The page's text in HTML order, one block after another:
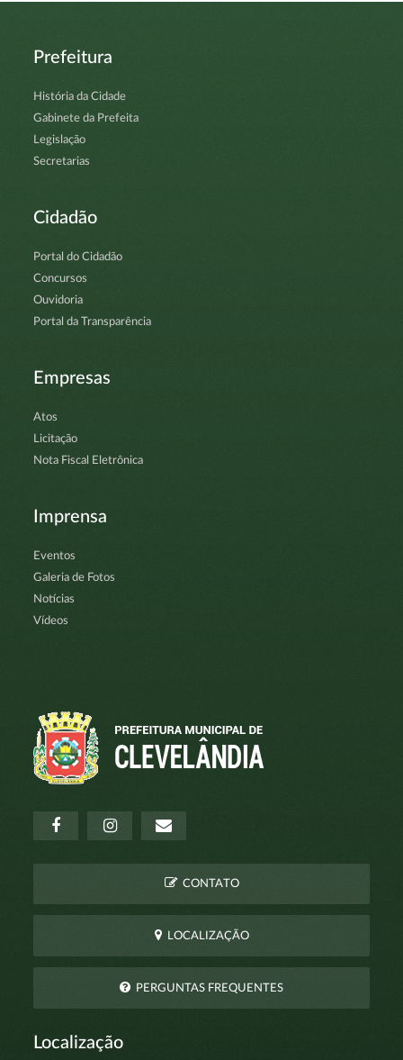
Prefeitura
História da Cidade
Gabinete da Prefeita
Legislação
Secretarias
Cidadão
Portal do Cidadão
Concursos
Ouvidoria
Portal da Transparência
Empresas
Atos
Licitação
Nota Fiscal Eletrônica
Imprensa
Eventos
Galeria de Fotos
Notícias
Vídeos
CONTATO
LOCALIZAÇÃO
PERGUNTAS FREQUENTES
Localização